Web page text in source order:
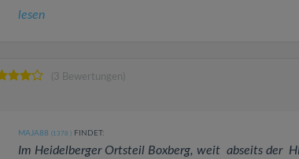
lesen
(3 Bewertungen)
MAJA88 (1378 )FINDET:
Im Heidelberger Ortsteil Boxberg, weit abseits der